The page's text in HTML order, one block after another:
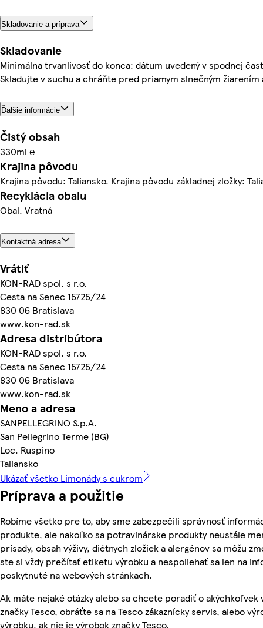
Skladovanie a príprava
Skladovanie
Minimálna trvanlivosť do konca: dátum uvedený v spodnej
Skladujte v suchu a chráňte pred priamym slnečným žiarením
Ďalšie informácie
Čistý obsah
330ml ℮
Krajina pôvodu
Krajina pôvodu: Taliansko. Krajina pôvodu základnej zložky:
Recyklácia obalu
Obal. Vratná
Kontaktná adresa
Vrátiť
KON-RAD spol. s r.o.
Cesta na Senec 15725/24
830 06 Bratislava
www.kon-rad.sk
Adresa distribútora
KON-RAD spol. s r.o.
Cesta na Senec 15725/24
830 06 Bratislava
www.kon-rad.sk
Meno a adresa
SANPELLEGRINO S.p.A.
San Pellegrino Terme (BG)
Loc. Ruspino
Taliansko
Ukázať všetko Limonády s cukrom
Príprava a použitie
Robíme všetko pre to, aby sme zabezpečili správnosť
produkte, ale nakoľko sa potravinárske produkty neustále
prísady, obsah výživy, diétnych zložiek a alergénov sa môžu
ste si vždy prečítať etiketu výrobku a nespoliehať sa len na
poskytnuté na webových stránkach.
Ak máte nejaké otázky alebo sa chcete poradiť o akýchkoľvek
značky Tesco, obráťte sa na Tesco zákaznícky servis, alebo
výrobku, ak nie je výrobok značky Tesco.